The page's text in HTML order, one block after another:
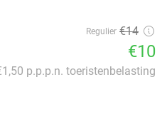
Regulier €14
€10
p.p.p.n. toeristenbelasting